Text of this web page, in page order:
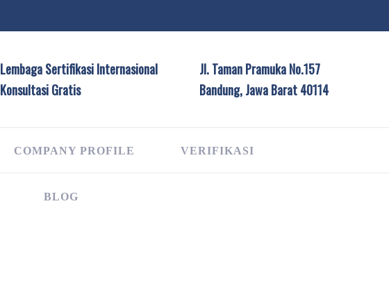
Lembaga Sertifikasi Internasional
Konsultasi Gratis
Jl. Taman Pramuka No.157
Bandung, Jawa Barat 40114
COMPANY PROFILE VERIFIKASI
BLOG